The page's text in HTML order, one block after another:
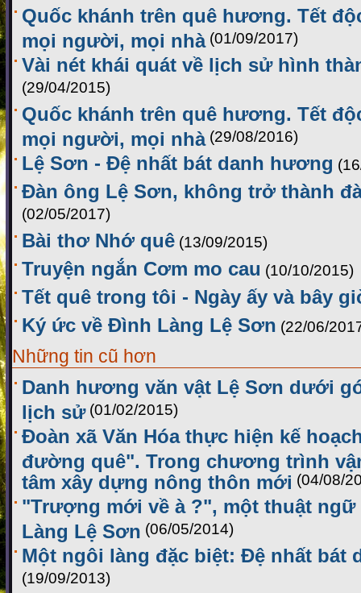
Quốc khánh trên quê hương. Tết
mọi người, mọi nhà (01/09/2017)
Vài nét khái quát về lịch sử hình
(29/04/2015)
Quốc khánh trên quê hương. Tết
mọi người, mọi nhà (29/08/2016)
Lệ Sơn - Đệ nhất bát danh hương
Đàn ông Lệ Sơn, không trở thành
(02/05/2017)
Bài thơ Nhớ quê (13/09/2015)
Truyện ngắn Cơm mo cau (10/10/2015)
Tết quê trong tôi - Ngày ấy và bây
Ký ức về Đình Làng Lệ Sơn (22/06/
Những tin cũ hơn
Danh hương văn vật Lệ Sơn dưới
lịch sử (01/02/2015)
Đoàn xã Văn Hóa thực hiện kế
đường quê". Trong chương trình
tâm xây dựng nông thôn mới (04/08/
"Trượng mới về à ?", một thuật ngữ
Làng Lệ Sơn (06/05/2014)
Một ngôi làng đặc biệt: Đệ nhất bát
(19/09/2013)